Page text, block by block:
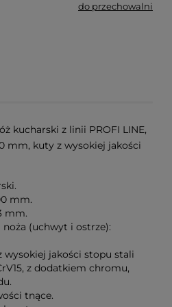
do przechowalni
kucharski z linii PROFI LINE,
mm, kuty z wysokiej jakości
mm.
mm.
noża (uchwyt i ostrze):
wysokiej jakości stopu stali
z dodatkiem chromu,
tnące.